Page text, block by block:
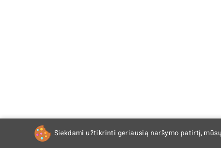
Siekdami užtikrinti geriausią naršymo patirtį,